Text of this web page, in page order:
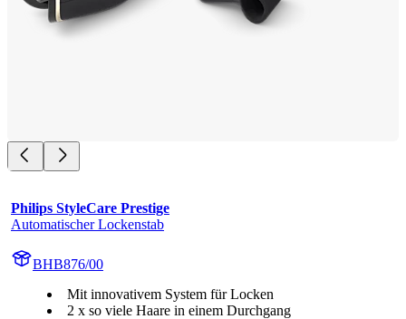
Philips StyleCare Prestige
Automatischer Lockenstab
BHB876/00
Mit innovativem System für Locken
2 x so viele Haare in einem Durchgang